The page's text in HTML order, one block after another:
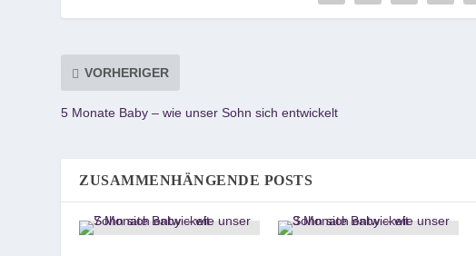
VORHERIGER
5 Monate Baby – wie unser Sohn sich entwickelt
ZUSAMMENHÄNGENDE POSTS